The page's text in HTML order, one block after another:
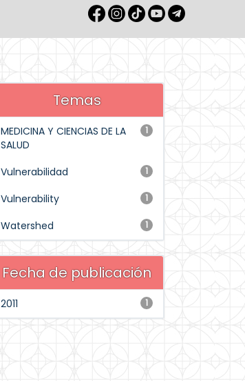
Temas
1
MEDICINA Y CIENCIAS DE LA
SALUD
1
Vulnerabilidad
1
Vulnerability
1
Watershed
Fecha de publicación
1
2011